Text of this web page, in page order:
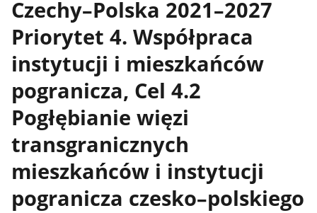
Czechy–Polska 2021–2027
Priorytet 4. Współpraca
instytucji i mieszkańców
pogranicza, Cel 4.2
Pogłębianie więzi
transgranicznych
mieszkańców i instytucji
pogranicza czesko–polskiego